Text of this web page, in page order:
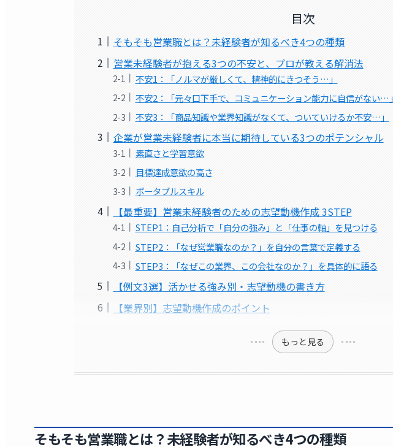
目次
そもそも営業職とは？未経験者が知るべき4つの種類
営業未経験者が抱える3つの不安と、プロが教える解消法
不安1：「ノルマが厳しくて、精神的にきつそう…」
不安2：「元々口下手で、コミュニケーション能力に自信がない…」
不安3：「商品知識や業界知識がなくて、ついていけるか不安…」
企業が営業未経験者に本当に期待している3つのポテンシャル
素直さと学習意欲
目標達成意欲の高さ
ポータブルスキル
【最重要】営業未経験者のための志望動機作成 3STEP
STEP1：自己分析で「自分の強み」と「仕事の軸」を見つける
STEP2：「なぜ営業職なのか？」を自分の言葉で定義する
STEP3：「なぜこの業界、この会社なのか？」を具体的に語る
【例文3選】活かせる強み別・志望動機の書き方
【業界別】志望動機作成のポイント
もっと見る
そもそも営業職とは？未経験者が知るべき4つの種類